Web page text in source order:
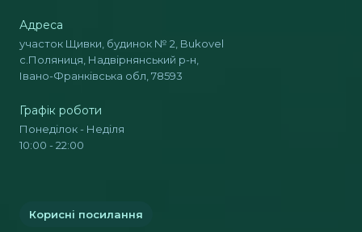
Адреса
участок Щивки, будинок № 2, Bukovel
с.Поляниця, Надвірнянський р-н,
Івано-Франківська обл, 78593
Графік роботи
Понеділок - Неділя
10:00 - 22:00
Корисні посилання